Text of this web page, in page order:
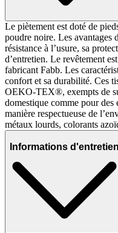
Le piètement est doté de
poudre noire. Les avantages
résistance à l’usure, sa
d’entretien. Le revêtement
fabricant Fabb. Les
confort et sa durabilité. Ces
OEKO-TEX®, exempts de
domestique comme pour des
manière respectueuse de
métaux lourds, colorants
Informations d'entretien